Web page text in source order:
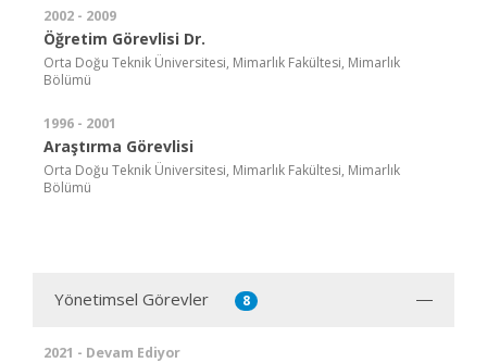
2002 - 2009
Öğretim Görevlisi Dr.
Orta Doğu Teknik Üniversitesi, Mimarlık Fakültesi, Mimarlık
Bölümü
1996 - 2001
Araştırma Görevlisi
Orta Doğu Teknik Üniversitesi, Mimarlık Fakültesi, Mimarlık
Bölümü
Yönetimsel Görevler 8
2021 - Devam Ediyor